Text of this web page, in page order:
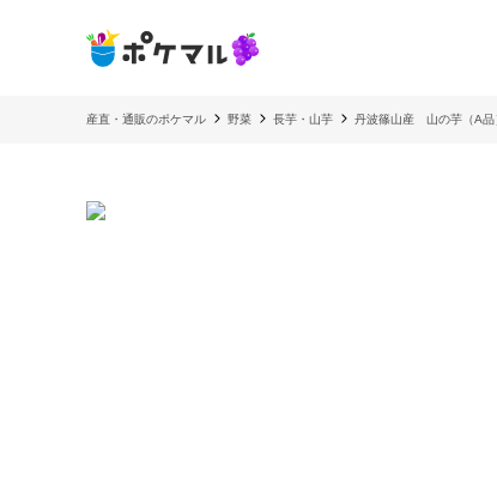
産直・通販のポケマル 野菜 長芋・山芋 丹波篠山産 山の芋（A品